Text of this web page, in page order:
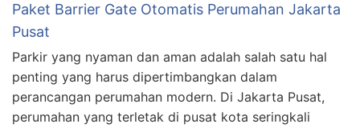
Paket Barrier Gate Otomatis Perumahan Jakarta
Pusat
Parkir yang nyaman dan aman adalah salah satu hal
penting yang harus dipertimbangkan dalam
perancangan perumahan modern. Di Jakarta Pusat,
perumahan yang terletak di pusat kota seringkali